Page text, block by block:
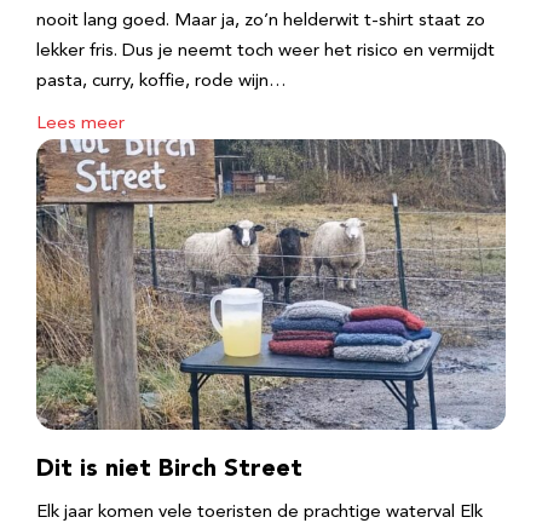
nooit lang goed. Maar ja, zo’n helderwit t-shirt staat zo
lekker fris. Dus je neemt toch weer het risico en vermijdt
pasta, curry, koffie, rode wijn…
Lees meer
Dit is niet Birch Street
Elk jaar komen vele toeristen de prachtige waterval Elk